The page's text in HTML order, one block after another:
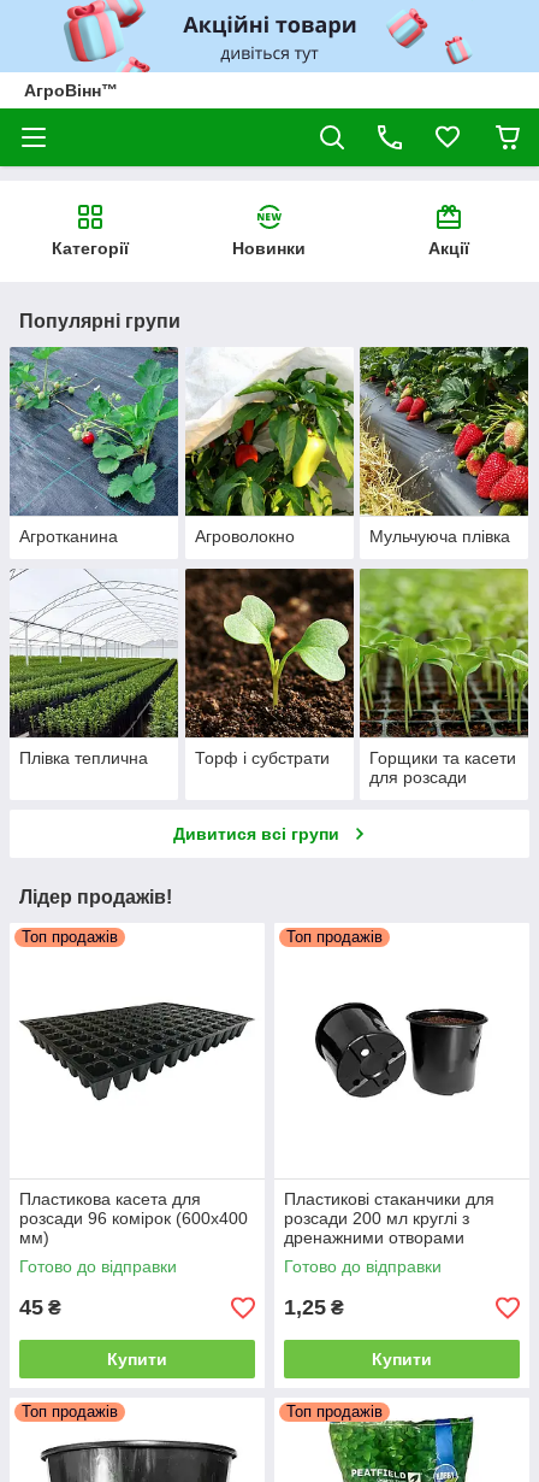
АгроВінн™
Категорії Новинки Акції
Популярні групи
Агротканина Агроволокно Мульчуюча плівка
Плівка теплична Торф і субстрати
Горщики та касети
для розсади
Дивитися всі групи
Лідер продажів!
Топ продажів
Пластикова касета для
розсади 96 комірок (600х400
мм)
Готово до відправки
45 ₴
Купити
Топ продажів
Пластикові стаканчики для
розсади 200 мл круглі з
дренажними отворами
Готово до відправки
1,25 ₴
Купити
Топ продажів Топ продажів